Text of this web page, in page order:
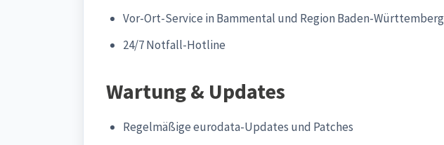
Vor-Ort-Service in Bammental und Region Baden-Württemberg
24/7 Notfall-Hotline
Wartung & Updates
Regelmäßige eurodata-Updates und Patches